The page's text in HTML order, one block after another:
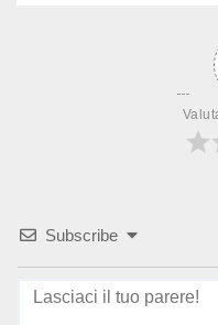
Subscribe